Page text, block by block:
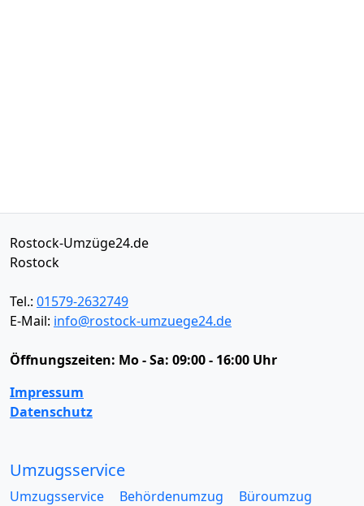
Rostock-Umzüge24.de
Rostock
Tel.: 01579-2632749
E-Mail: info@rostock-umzuege24.de
Öffnungszeiten: Mo - Sa: 09:00 - 16:00 Uhr
Impressum
Datenschutz
Umzugsservice
Umzugsservice Behördenumzug
Büroumzug